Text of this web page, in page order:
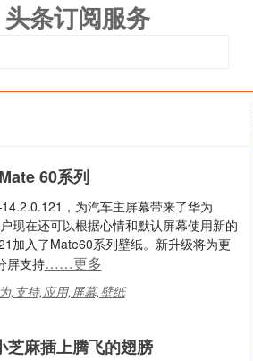
头条订阅服务
60系列
，为汽车主屏幕带来了华为
现在还可以根据心情和默认屏幕使用新的
加入了Mate60系列壁纸。新升级将为更
屏支持……更多
,支持,应用,屏幕,壁纸
芝麻插上腾飞的翅膀